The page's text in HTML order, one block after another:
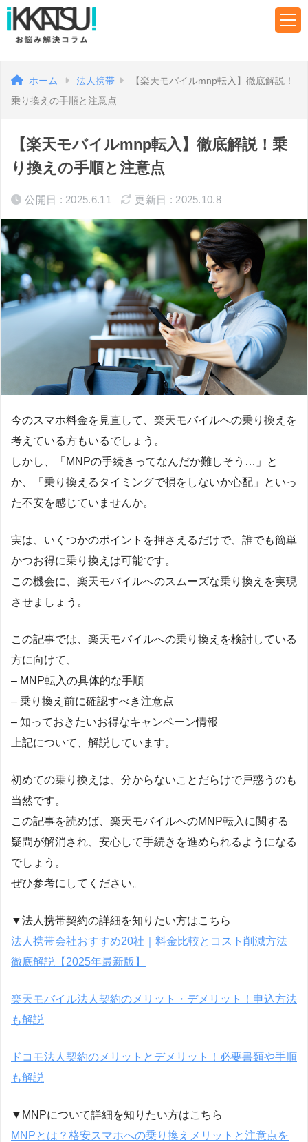
ホーム 法人携帯
【楽天モバイルmnp転入】徹底解説！
乗り換えの手順と注意点
【楽天モバイルmnp転入】徹底解説！乗
り換えの手順と注意点
公開日 : 2025.6.11 更新日 : 2025.10.8
今のスマホ料金を見直して、楽天モバイルへの乗り換えを
考えている方もいるでしょう。
しかし、「MNPの手続きってなんだか難しそう…」と
か、「乗り換えるタイミングで損をしないか心配」といっ
た不安を感じていませんか。
実は、いくつかのポイントを押さえるだけで、誰でも簡単
かつお得に乗り換えは可能です。
この機会に、楽天モバイルへのスムーズな乗り換えを実現
させましょう。
この記事では、楽天モバイルへの乗り換えを検討している
方に向けて、
– MNP転入の具体的な手順
– 乗り換え前に確認すべき注意点
– 知っておきたいお得なキャンペーン情報
上記について、解説しています。
初めての乗り換えは、分からないことだらけで戸惑うのも
当然です。
この記事を読めば、楽天モバイルへのMNP転入に関する
疑問が解消され、安心して手続きを進められるようになる
でしょう。
ぜひ参考にしてください。
▼法人携帯契約の詳細を知りたい方はこちら
法人携帯会社おすすめ20社｜料金比較とコスト削減方法
徹底解説【2025年最新版】
楽天モバイル法人契約のメリット・デメリット！申込方法
も解説
ドコモ法人契約のメリットとデメリット！必要書類や手順
も解説
▼MNPについて詳細を知りたい方はこちら
MNPとは？格安スマホへの乗り換えメリットと注意点を